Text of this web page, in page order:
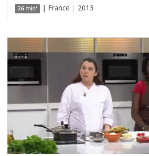
26 min' | France | 2013